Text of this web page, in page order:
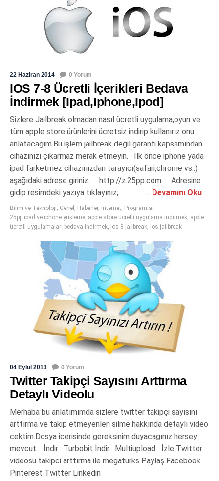
22 Haziran 2014 0 Yorum
IOS 7-8 Ücretli İçerikleri Bedava
İndirmek [Ipad,Iphone,Ipod]
Sizlere Jailbreak olmadan nasıl ücretli uygulama,oyun ve
tüm apple store ürünlerini ücretsiz indirip kullanırız onu
anlatacağım.Bu işlem jailbreak değil garanti kapsamından
cihazınızı çıkarmaz merak etmeyin. İlk önce iphone yada
ipad farketmez cihazınızdan tarayıcı(safari,chrome vs..)
aşağıdaki adrese giriniz. http://z.25pp.com Adresine
gidip resimdeki yazıya tıklayınız; ... Devamını Oku
Bilim ve Teknoloji, Genel , Haberler, İnternet, Programlar
25pp ipad ve iphone yükleme, apple store ücretli uygulama indirmek, apple
ücretli uygulamaları bedava indirmek, ios 8 jailbreak, ios jailbreak
04 Eylül 2013 0 Yorum
Twitter Takipçi Sayısını Arttırma
Detaylı Videolu
Merhaba bu anlatımımda sizlere twitter takipçi sayısını
arttırma ve takip etmeyenleri silme hakkında detaylı video
cektim.Dosya icerisinde gereksinim duyacagınız hersey
mevcut. İndir : Turbobit İndir : Multiupload İzle Twitter
videosu takipci arttırma ile megaturks Paylaş Facebook
Pinterest Twitter Linkedin